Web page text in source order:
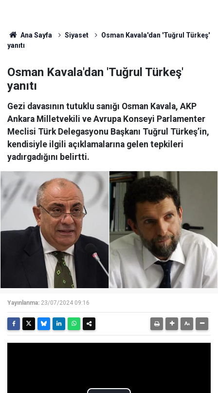
Ana Sayfa Siyaset
Osman Kavala'dan 'Tuğrul Türkeş'
yanıtı
Osman Kavala'dan 'Tuğrul Türkeş'
yanıtı
Gezi davasının tutuklu sanığı Osman Kavala, AKP
Ankara Milletvekili ve Avrupa Konseyi Parlamenter
Meclisi Türk Delegasyonu Başkanı Tuğrul Türkeş’in,
kendisiyle ilgili açıklamalarına gelen tepkileri
yadırgadığını belirtti.
Yayınlanma: 23/07/2024 09:16